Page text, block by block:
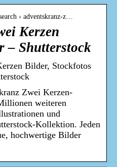
› adventskranz-z…
Kerzen
– Shutterstock
Bilder, Stockfotos
Zwei Kerzen-
weiteren
und
Kollektion. Jeden
hochwertige Bilder